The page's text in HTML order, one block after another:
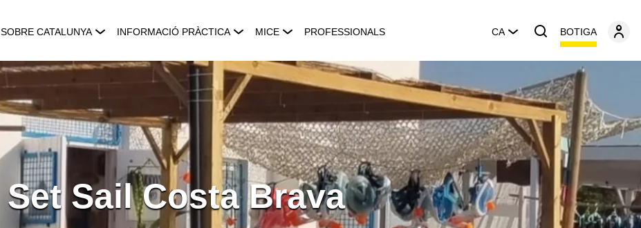
SOBRE CATALUNYA INFORMACIÓ PRÀCTICA MICE PROFESSIONALS CA BOTIGA
Set Sail Costa Brava